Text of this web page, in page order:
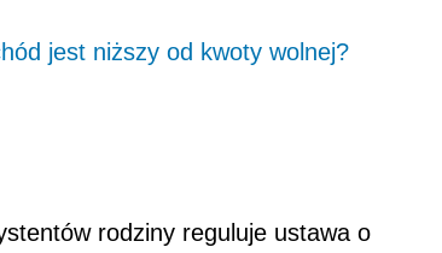
jest niższy od kwoty wolnej?
rodziny reguluje ustawa o